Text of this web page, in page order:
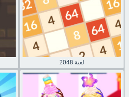
لعبة 2048